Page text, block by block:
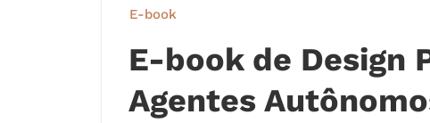
E-book
E-book de Design
Agentes